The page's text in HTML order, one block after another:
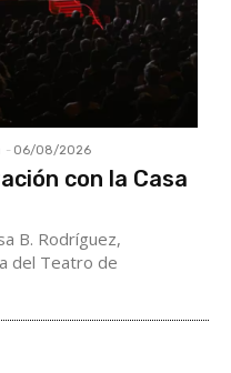
- 06/08/2026
con la Casa
B. Rodríguez,
del Teatro de